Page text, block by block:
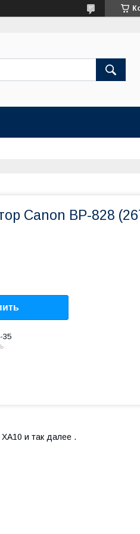
Canon BP-828
35
и так далее .